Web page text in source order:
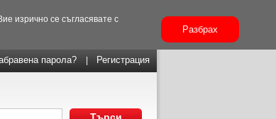
изрично се съгласявате с
Разбрах
парола? Регистрация